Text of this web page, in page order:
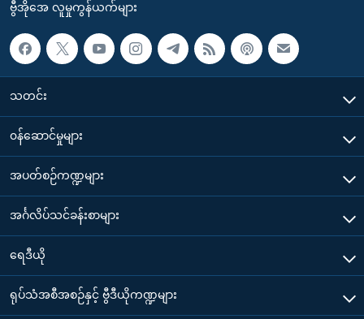
ဗွီအိုအေ လူမှုကွန်ယက်များ
သတင်း
၀န်ဆောင်မှုများ
အပတ်စဉ်ကဏ္ဍများ
အင်္ဂလိပ်သင်ခန်းစာများ
ရေဒီယို
ရုပ်သံအစီအစဉ်နှင့် ဗွီဒီယိုကဏ္ဍများ